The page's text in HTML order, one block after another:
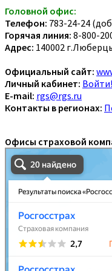
Головной офис:
Телефон: 783-24-24
Горячая линия: 8-800-
Адрес: 140002
Официальный сайт:
Личный кабинет: Войти!
E-mail: rgs@rgs.ru
Контакты в регионах:
Офисы страховой